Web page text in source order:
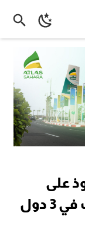
على
مشاريع للتنقيب عن الذهب في 3 دول